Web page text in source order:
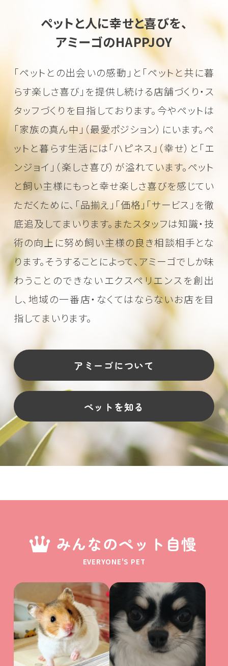
ペットと人に幸せと喜びを、
アミーゴのHAPPJOY
「ペットとの出会いの感動」と「ペットと共に暮
らす楽しさ喜び」を提供し続ける店舗づくり・ス
タッフづくりを目指しております。 今やペットは
「家族の真ん中」（最愛ポジション）にいます。ペ
ットと暮らす生活には「ハピネス」（幸せ）と「エ
ンジョイ」（楽しさ喜び）が溢れています。ペット
と飼い主様にもっと幸せ楽しさ喜びを感じてい
ただくために、 「品揃え」「価格」「サービス」を徹
底追及してまいります。またスタッフは知識・技
術の向上に努め飼い主様の良き相談相手とな
ります。そうすることによって、アミーゴでしか味
わうことのできないエクスペリエンスを創出
し、地域の一番店・なくてはならないお店を目
指してまいります。
アミーゴについて
ペットを知る
みんなのペット自慢
EVERYONE'S PET